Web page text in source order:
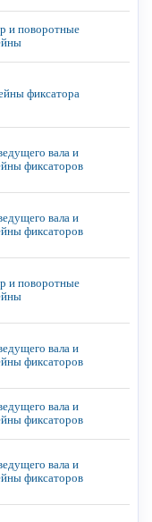
и поворотные
фиксатора
вала и
фиксаторов
вала и
фиксаторов
и поворотные
вала и
фиксаторов
вала и
фиксаторов
вала и
фиксаторов